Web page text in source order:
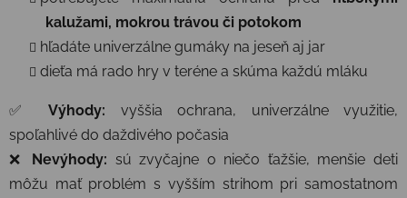
kalužami, mokrou trávou či potokom
hľadáte univerzálne gumáky na jeseň aj jar
dieťa má rado hry v teréne a skúma každú mláku
✅ Výhody: vyššia ochrana, univerzálne využitie,
spoľahlivé do daždivého počasia
❌ Nevýhody: sú zvyčajne o niečo ťažšie, menšie deti
môžu mať problém s vyšším strihom pri samostatnom